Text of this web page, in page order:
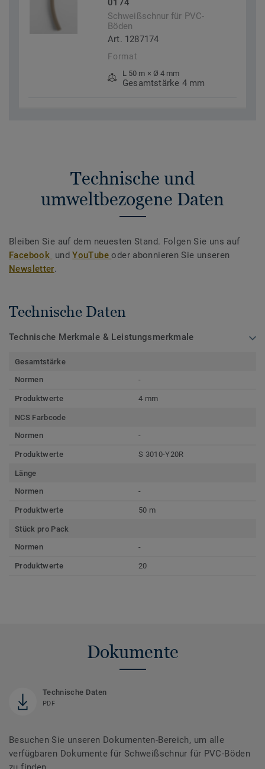
0174
Schweißschnur für PVC-
Böden
Art. 1287174
Format
L 50 m × Ø 4 mm
Gesamtstärke 4 mm
Technische und
umweltbezogene Daten
Bleiben Sie auf dem neuesten Stand. Folgen Sie uns auf
Facebook undYouTubeoder abonnieren Sie unseren
Newsletter.
Technische Daten
Technische Merkmale & Leistungsmerkmale
Gesamtstärke
Normen
-
Produktwerte 4 mm
NCS Farbcode
Normen
-
Produktwerte S 3010-Y20R
Länge
Normen
-
Produktwerte 50 m
Stück pro Pack
Normen
-
Produktwerte 20
Dokumente
Technische Daten
PDF
Besuchen Sie unseren Dokumenten-Bereich, um alle
verfügbaren Dokumente für Schweißschnur für PVC-Böden